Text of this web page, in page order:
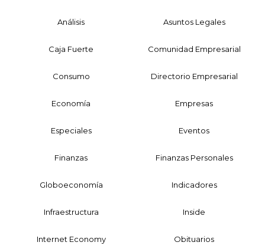
Análisis Asuntos Legales
Caja Fuerte Comunidad Empresarial
Consumo Directorio Empresarial
Economía Empresas
Especiales Eventos
Finanzas Finanzas Personales
Globoeconomía Indicadores
Infraestructura Inside
Internet Economy Obituarios